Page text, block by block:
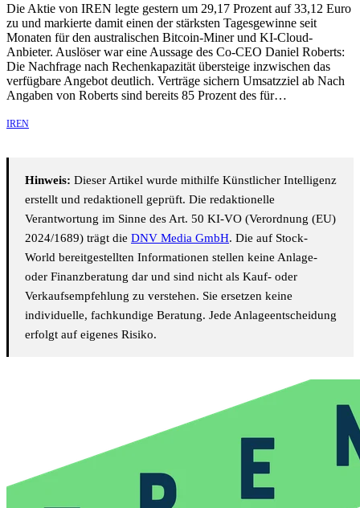
Die Aktie von IREN legte gestern um 29,17 Prozent auf 33,12 Euro
zu und markierte damit einen der stärksten Tagesgewinne seit
Monaten für den australischen Bitcoin-Miner und KI-Cloud-
Anbieter. Auslöser war eine Aussage des Co-CEO Daniel Roberts:
Die Nachfrage nach Rechenkapazität übersteige inzwischen das
verfügbare Angebot deutlich. Verträge sichern Umsatzziel ab Nach
Angaben von Roberts sind bereits 85 Prozent des für…
IREN
Hinweis: Dieser Artikel wurde mithilfe Künstlicher Intelligenz
erstellt und redaktionell geprüft. Die redaktionelle
Verantwortung im Sinne des Art. 50 KI-VO (Verordnung (EU)
2024/1689) trägt die DNV Media GmbH. Die auf Stock-
World bereitgestellten Informationen stellen keine Anlage-
oder Finanzberatung dar und sind nicht als Kauf- oder
Verkaufsempfehlung zu verstehen. Sie ersetzen keine
individuelle, fachkundige Beratung. Jede Anlageentscheidung
erfolgt auf eigenes Risiko.